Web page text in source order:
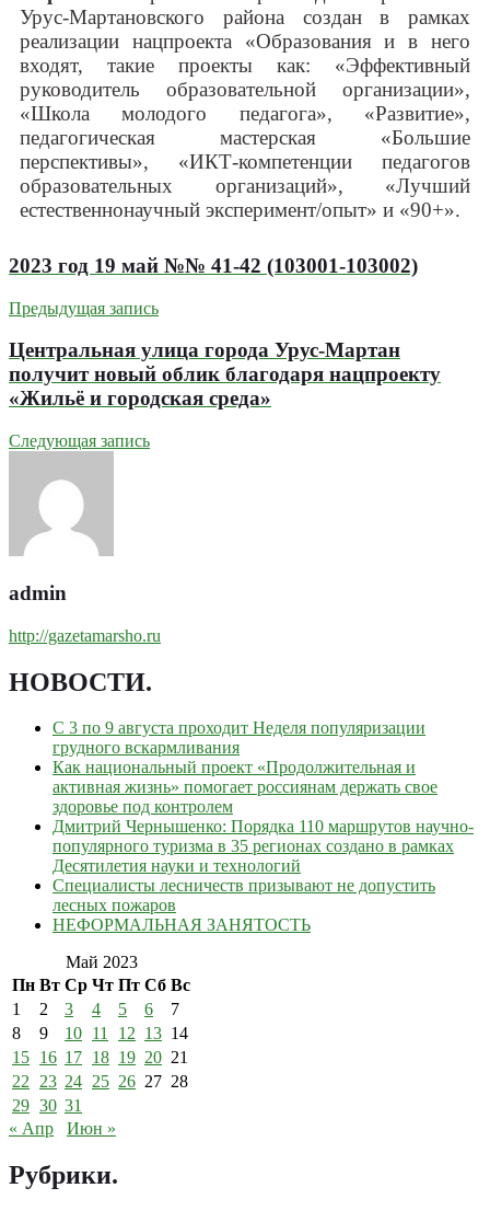
Урус-Мартановского района создан в рамках
реализации нацпроекта «Образования и в него
входят, такие проекты как: «Эффективный
руководитель образовательной организации»,
«Школа молодого педагога», «Развитие»,
педагогическая мастерская «Большие
перспективы», «ИКТ-компетенции педагогов
образовательных организаций», «Лучший
естественнонаучный эксперимент/опыт» и «90+».
2023 год 19 май №№ 41-42 (103001-103002)
Предыдущая запись
Центральная улица города Урус-Мартан
получит новый облик благодаря нацпроекту
«Жильё и городская среда»
Следующая запись
admin
http://gazetamarsho.ru
НОВОСТИ.
С 3 по 9 августа проходит Неделя популяризации
грудного вскармливания
Как национальный проект «Продолжительная и
активная жизнь» помогает россиянам держать свое
здоровье под контролем
Дмитрий Чернышенко: Порядка 110 маршрутов научно-
популярного туризма в 35 регионах создано в рамках
Десятилетия науки и технологий
Специалисты лесничеств призывают не допустить
лесных пожаров
НЕФОРМАЛЬНАЯ ЗАНЯТОСТЬ
Май 2023
Пн Вт Ср Чт Пт Сб Вс
1
2 3 4 5 6
7
8
9 10 11 12 13 14
15 16 17 18 19 20 21
22 23 24 25 26 27 28
29 30 31
« Апр
Июн »
Рубрики.